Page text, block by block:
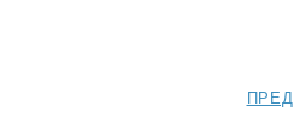
ПРЕД